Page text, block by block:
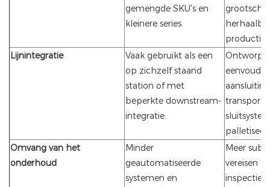
gemengde SKU's en
kleinere series.
productie.
Lijnintegratie
Vaak gebruikt als een
op zichzelf staand
station of met
beperkte downstream-
integratie.
Omvang van het
onderhoud
Minder
geautomatiseerde
systemen en
Meer
vereisen
inspectie